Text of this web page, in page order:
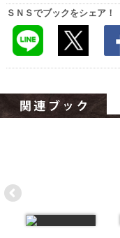
ＳＮＳでブックをシェア！
ながよebooks
ごとうebooks
おおむらebooks
みなみしまばら
長崎MICE観光マッ